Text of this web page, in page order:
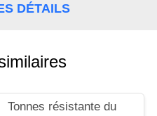
DÉTAILS
Tonnes résistante du